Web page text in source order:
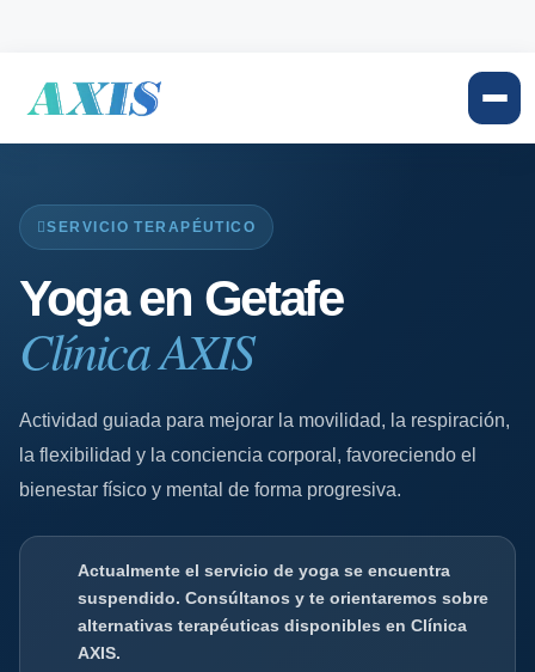
SERVICIO TERAPÉUTICO
Yoga en Getafe
Clínica AXIS
Actividad guiada para mejorar la movilidad, la respiración,
la flexibilidad y la conciencia corporal, favoreciendo el
bienestar físico y mental de forma progresiva.
Actualmente el servicio de yoga se encuentra
suspendido. Consúltanos y te orientaremos sobre
alternativas terapéuticas disponibles en Clínica
AXIS.